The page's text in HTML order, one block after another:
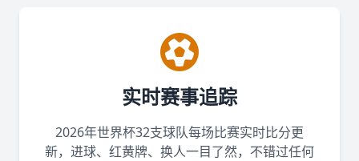
实时赛事追踪
2026年世界杯32支球队每场比赛实时比分更
新，进球、红黄牌、换人一目了然，不错过任何